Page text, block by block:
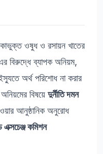
ওষুধ ও রসায়ন খাতের
বিরুদ্ধে ব্যাপক অনিয়ম,
অর্থ পরিশোধ না করার
বিষয়ে দুর্নীতি দমন
আনুষ্ঠানিক অনুরোধ
এক্সচেঞ্জ কমিশন